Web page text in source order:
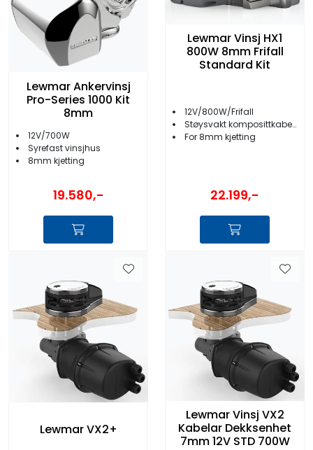
Lewmar Ankervinsj
Pro-Series 1000 Kit
8mm
12V/700W
Syrefast vinsjhus
8mm kjetting
19.580,-
Lewmar Vinsj HX1
800W 8mm Frifall
Standard Kit
12V/800W/Frifall
Støysvakt komposittkabelar
For 8mm kjetting
22.199,-
Lewmar VX2+
Lewmar Vinsj VX2
Kabelar Dekksenhet
7mm 12V STD 700W